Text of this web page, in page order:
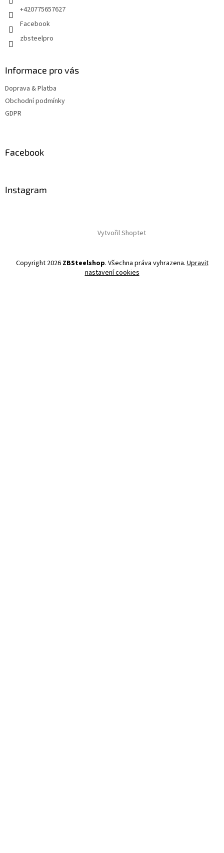
+420775657627
Facebook
zbsteelpro
Informace pro vás
Doprava & Platba
Obchodní podmínky
GDPR
Facebook
Instagram
Vytvořil Shoptet
Copyright 2026 ZBSteelshop. Všechna práva vyhrazena.Upravit
nastavení cookies